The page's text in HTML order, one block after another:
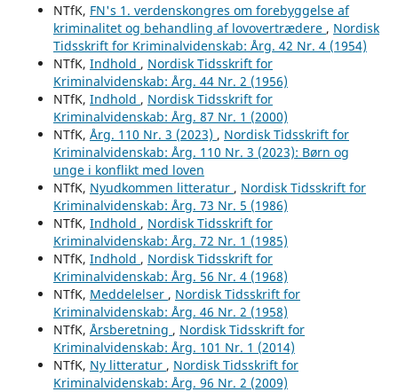
NTfK, FN's 1. verdenskongres om forebyggelse af
kriminalitet og behandling af lovovertrædere , Nordisk
Tidsskrift for Kriminalvidenskab: Årg. 42 Nr. 4 (1954)
NTfK, Indhold , Nordisk Tidsskrift for
Kriminalvidenskab: Årg. 44 Nr. 2 (1956)
NTfK, Indhold , Nordisk Tidsskrift for
Kriminalvidenskab: Årg. 87 Nr. 1 (2000)
NTfK, Årg. 110 Nr. 3 (2023) , Nordisk Tidsskrift for
Kriminalvidenskab: Årg. 110 Nr. 3 (2023): Børn og
unge i konflikt med loven
NTfK, Nyudkommen litteratur , Nordisk Tidsskrift for
Kriminalvidenskab: Årg. 73 Nr. 5 (1986)
NTfK, Indhold , Nordisk Tidsskrift for
Kriminalvidenskab: Årg. 72 Nr. 1 (1985)
NTfK, Indhold , Nordisk Tidsskrift for
Kriminalvidenskab: Årg. 56 Nr. 4 (1968)
NTfK, Meddelelser , Nordisk Tidsskrift for
Kriminalvidenskab: Årg. 46 Nr. 2 (1958)
NTfK, Årsberetning , Nordisk Tidsskrift for
Kriminalvidenskab: Årg. 101 Nr. 1 (2014)
NTfK, Ny litteratur , Nordisk Tidsskrift for
Kriminalvidenskab: Årg. 96 Nr. 2 (2009)